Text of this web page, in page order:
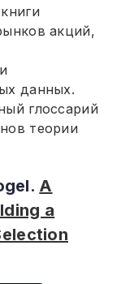
акций,
данных.
глоссарий
теории
A
a